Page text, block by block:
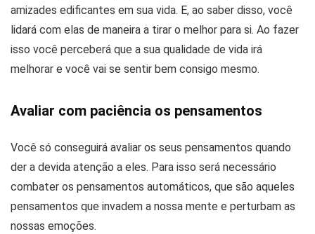
amizades edificantes em sua vida. E, ao saber disso, você
lidará com elas de maneira a tirar o melhor para si. Ao fazer
isso você perceberá que a sua qualidade de vida irá
melhorar e você vai se sentir bem consigo mesmo.
Avaliar com paciência os pensamentos
Você só conseguirá avaliar os seus pensamentos quando
der a devida atenção a eles. Para isso será necessário
combater os pensamentos automáticos, que são aqueles
pensamentos que invadem a nossa mente e perturbam as
nossas emoções.